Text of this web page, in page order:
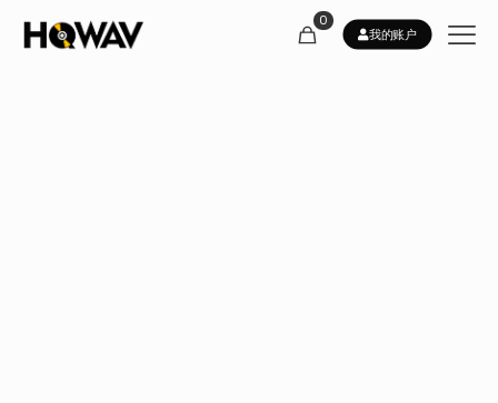
0
我的账户